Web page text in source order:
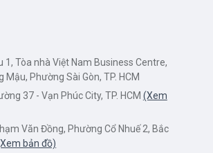
1, Tòa nhà Việt Nam Business Centre,
Mậu, Phường Sài Gòn, TP. HCM
37 - Vạn Phúc City, TP. HCM (Xem
Văn Đồng, Phường Cổ Nhuế 2, Bắc
bản đồ)